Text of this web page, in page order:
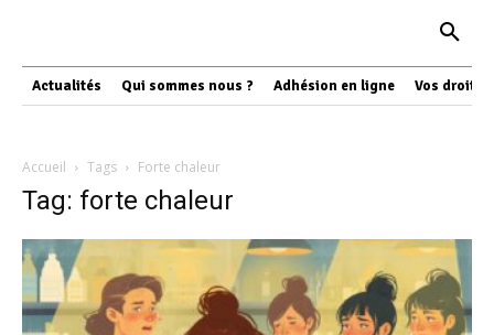
Actualités Qui sommes nous ? Adhésion en ligne Vos droits
Accueil Tags Forte chaleur
Tag: forte chaleur